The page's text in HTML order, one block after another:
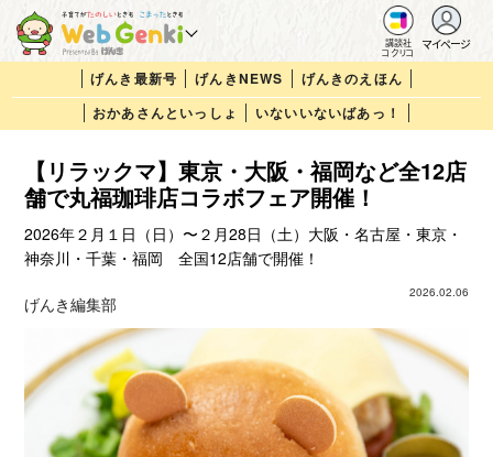
講談社
コクリコ
マイページ
げんき最新号 げんきNEWS
げんきのえほん
おかあさんといっしょ
いないいないばあっ！
【リラックマ】東京・大阪・福岡など全12店
舗で丸福珈琲店コラボフェア開催！
2026年２⽉１⽇（日）〜２⽉28⽇（土）大阪・名古屋・東京・
神奈川・千葉・福岡 全国12店舗で開催！
2026.02.06
げんき編集部